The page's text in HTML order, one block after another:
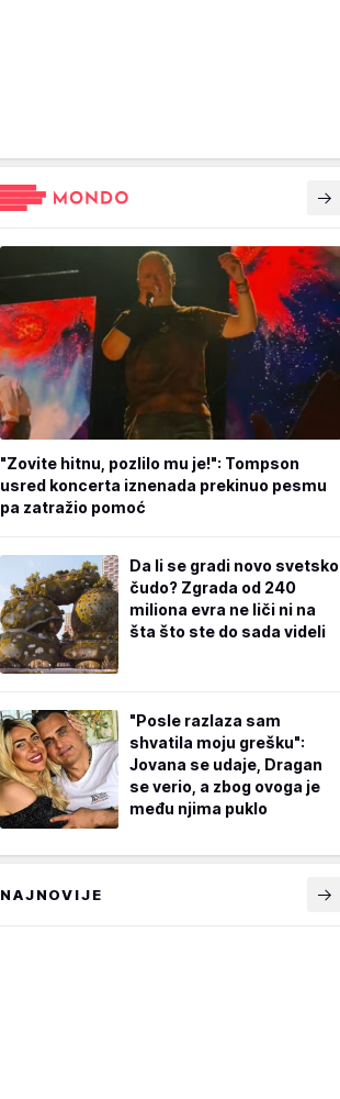
"Zovite hitnu, pozlilo mu je!": Tompson
usred koncerta iznenada prekinuo pesmu
pa zatražio pomoć
Da li se gradi novo svetsko
čudo? Zgrada od 240
miliona evra ne liči ni na
šta što ste do sada videli
"Posle razlaza sam
shvatila moju grešku":
Jovana se udaje, Dragan
se verio, a zbog ovoga je
među njima puklo
NAJNOVIJE